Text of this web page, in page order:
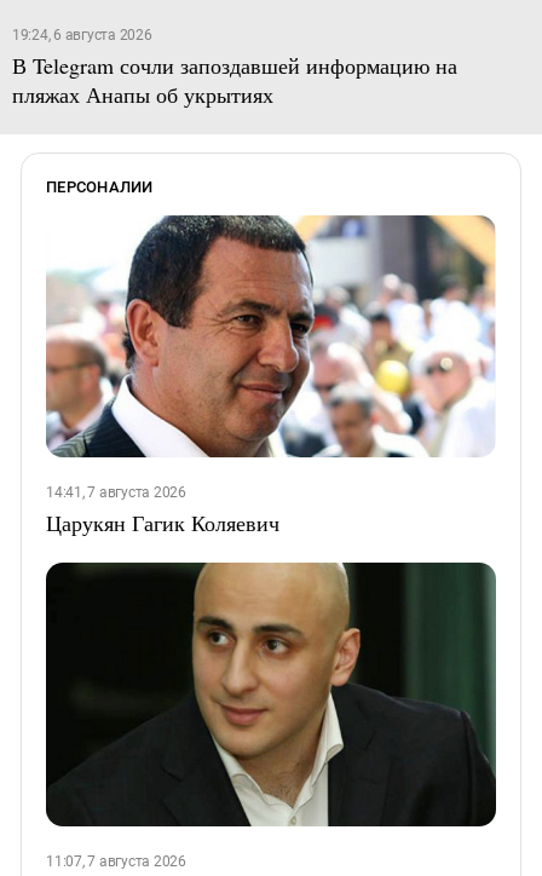
19:24, 6 августа 2026
В Telegram сочли запоздавшей информацию на
пляжах Анапы об укрытиях
ПЕРСОНАЛИИ
14:41, 7 августа 2026
Царукян Гагик Коляевич
11:07, 7 августа 2026